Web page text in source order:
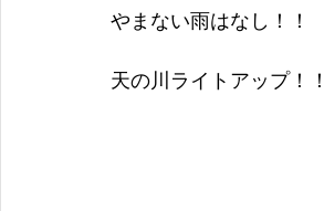
やまない雨はなし！！
天の川ライトアップ！！